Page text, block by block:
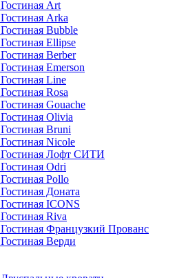
Гостиная Art
Гостиная Arka
Гостиная Bubble
Гостиная Ellipse
Гостиная Berber
Гостиная Emerson
Гостиная Line
Гостиная Rosa
Гостиная Gouache
Гостиная Olivia
Гостиная Bruni
Гостиная Nicole
Гостиная Лофт СИТИ
Гостиная Odri
Гостиная Pollo
Гостиная Доната
Гостиная ICONS
Гостиная Riva
Гостиная Французкий Прованс
Гостиная Верди